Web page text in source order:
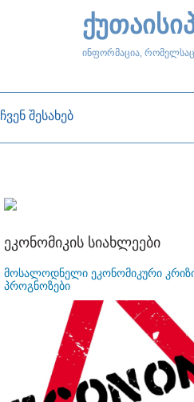
ინფორმაცია,
ჩვენ შესახებ
ეკონომიკის სიახლეები
მოსალოდნელი ეკონომიკური
პროგნოზები